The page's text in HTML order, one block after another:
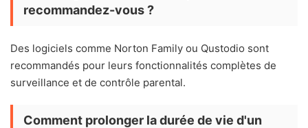
recommandez-vous ?
Des logiciels comme Norton Family ou Qustodio sont
recommandés pour leurs fonctionnalités complètes de
surveillance et de contrôle parental.
Comment prolonger la durée de vie d'un